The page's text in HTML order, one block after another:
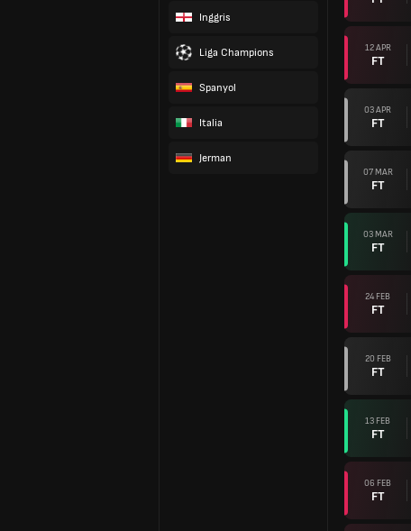
Inggris
Liga Champions
Spanyol
Italia
Jerman
12 APR
FT
03 APR
FT
07 MAR
FT
03 MAR
FT
24 FEB
FT
20 FEB
FT
13 FEB
FT
06 FEB
FT